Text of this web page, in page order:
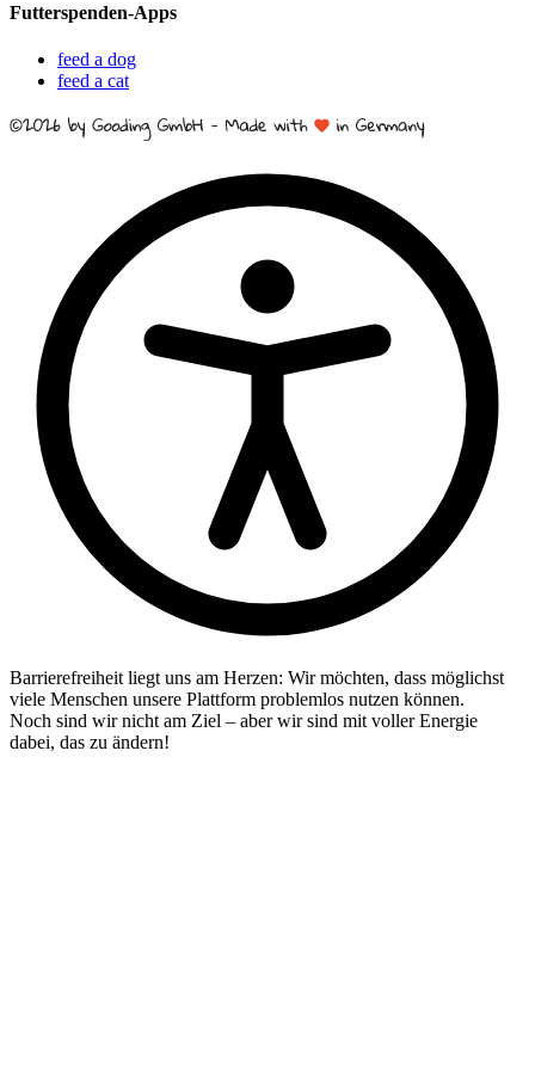
Futterspenden-Apps
feed a dog
feed a cat
Barrierefreiheit liegt uns am Herzen: Wir möchten, dass möglichst
viele Menschen unsere Plattform problemlos nutzen können.
Noch sind wir nicht am Ziel – aber wir sind mit voller Energie
dabei, das zu ändern!